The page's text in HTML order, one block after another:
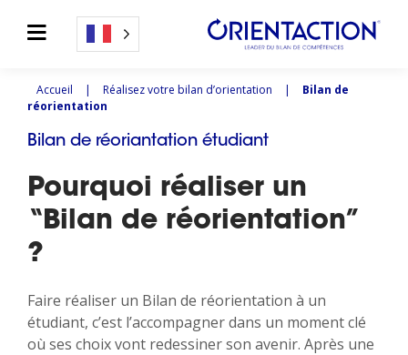
Accueil | Réalisez votre bilan d’orientation |
Bilan de
réorientation
Bilan de réoriantation étudiant
Pourquoi réaliser un
“Bilan de réorientation”
?
Faire réaliser un Bilan de réorientation à un
étudiant, c’est l’accompagner dans un moment clé
où ses choix vont redessiner son avenir. Après une